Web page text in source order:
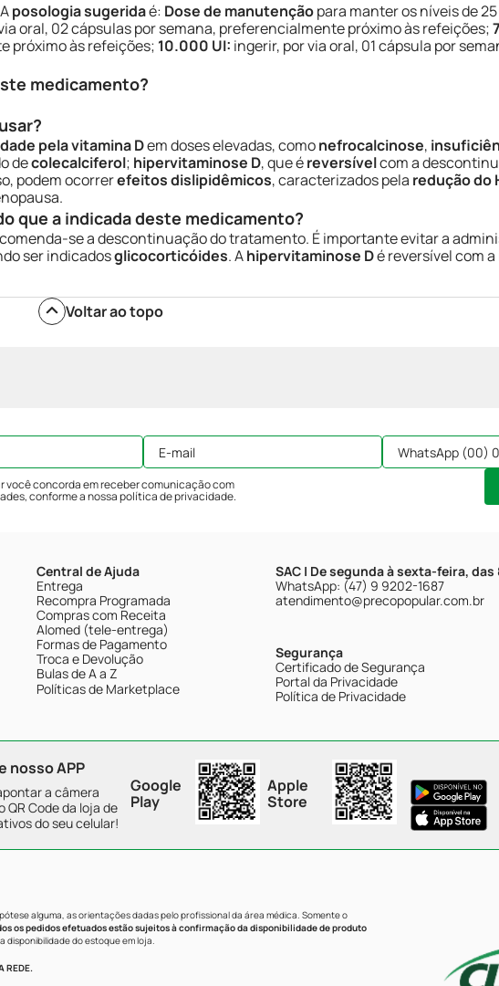
posologia sugeridaé: Dose de manutençãopara manter os níveis de
oral, 02 cápsulas por semana, preferencialmente próximo às refeições;
próximo às refeições; 10.000 UI: ingerir, por via oral, 01 cápsula por
medicamento?
pela vitamina Dem doses elevadas, comonefrocalcinose,
decolecalciferol; hipervitaminose D, que éreversívelcom a
podem ocorrerefeitos dislipidêmicos, caracterizados pela redução do
que a indicada deste medicamento?
se a descontinuação do tratamento. É importante evitar a
ser indicadosglicocorticóides. Ahipervitaminose Dé reversível com
Voltar ao topo
você concorda em receber comunicação com
conforme a nossapolítica de privacidade.
Central de Ajuda
Entrega
Recompra Programada
Compras com Receita
Alomed (tele-entrega)
Formas de Pagamento
Troca e Devolução
Bulas de A a Z
Políticas de Marketplace
SAC | De segunda à sexta-feira, das
WhatsApp: (47) 9 9202-1687
atendimento@precopopular.com.br
Segurança
Certificado de Segurança
Portal da Privacidade
Política de Privacidade
nosso APP
a câmera
QR Code da loja de
do seu celular!
Google
Play
Apple
Store
alguma, as orientações dadas pelo profissional da área médica. Somente o
os pedidos efetuados estão sujeitos à confirmação da disponibilidade de produto
disponibilidade do estoque em loja.
REDE.